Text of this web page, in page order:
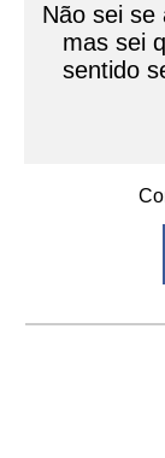
Não sei se
mas sei
sentido